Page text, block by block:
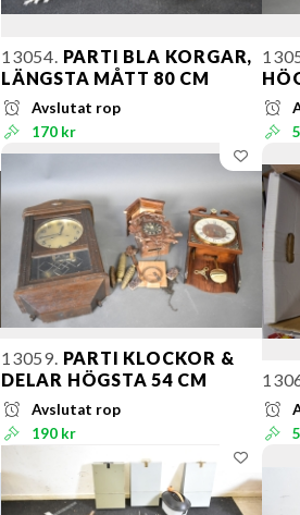
13054. PARTI BLA KORGAR,
LÄNGSTA MÅTT 80 CM
Avslutat rop
170 kr
13059. PARTI KLOCKOR &
DELAR HÖGSTA 54 CM
Avslutat rop
190 kr